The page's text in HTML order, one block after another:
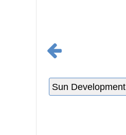
Sun Development